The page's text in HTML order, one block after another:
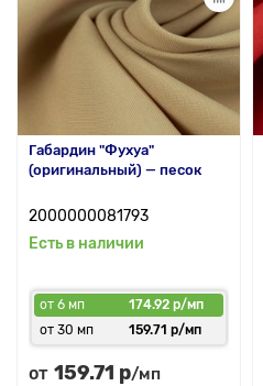
Габардин "Фухуа"
(оригинальный) — песок
2000000081793
Есть в наличии
от 6 мп
174.92 р/мп
от 30 мп
159.71 р/мп
от 159.71 р/мп